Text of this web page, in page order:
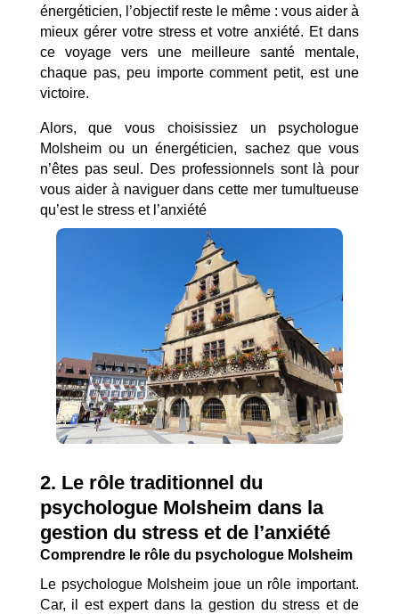
énergéticien, l’objectif reste le même : vous aider à
mieux gérer votre stress et votre anxiété. Et dans
ce voyage vers une meilleure santé mentale,
chaque pas, peu importe comment petit, est une
victoire.
Alors, que vous choisissiez un psychologue
Molsheim ou un énergéticien, sachez que vous
n’êtes pas seul. Des professionnels sont là pour
vous aider à naviguer dans cette mer tumultueuse
qu’est le stress et l’anxiété
2. Le rôle traditionnel du
psychologue Molsheim dans la
gestion du stress et de l’anxiété
Comprendre le rôle du psychologue Molsheim
Le psychologue Molsheim joue un rôle important.
Car, il est expert dans la gestion du stress et de